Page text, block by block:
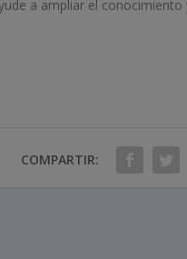
a ampliar el
COMPARTIR: